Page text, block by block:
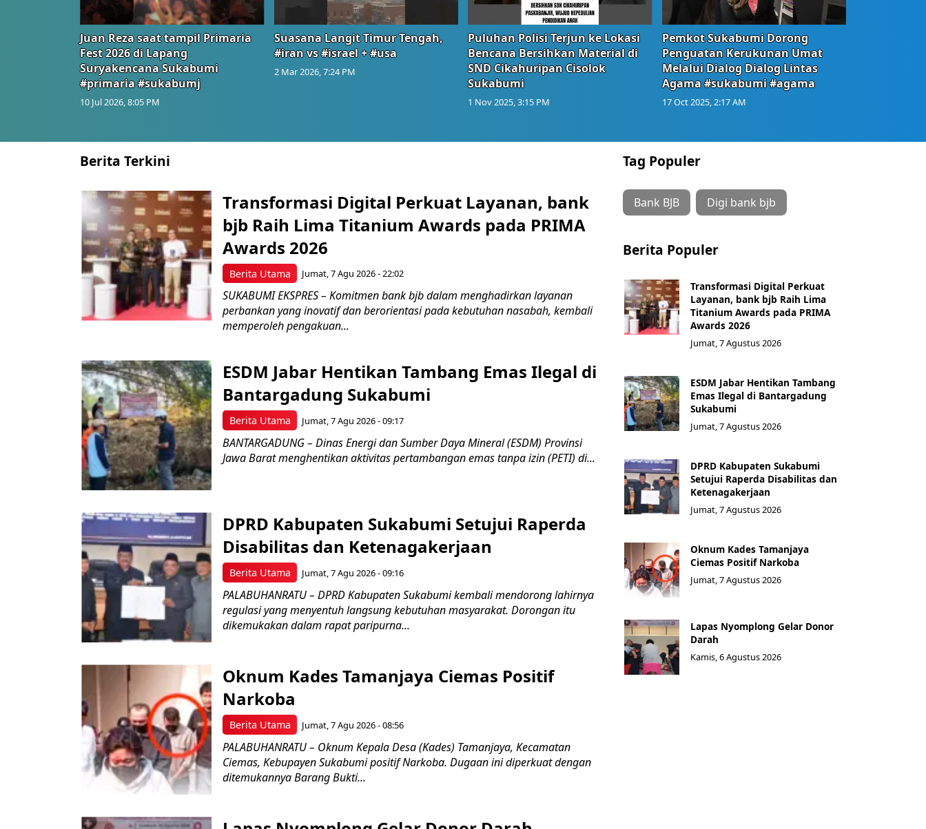
Juan Reza saat tampil Primaria
Fest 2026 di Lapang
Suryakencana Sukabumi
#primaria #sukabumj
10 Jul 2026, 8:05 PM
Suasana Langit Timur Tengah,
#iran vs #israel + #usa
2 Mar 2026, 7:24 PM
Puluhan Polisi Terjun ke Lokasi
Bencana Bersihkan Material di
SND Cikahuripan Cisolok
Sukabumi
1 Nov 2025, 3:15 PM
Pemkot Sukabumi Dorong
Penguatan Kerukunan Umat
Melalui Dialog Dialog Lintas
Agama #sukabumi #agama
17 Oct 2025, 2:17 AM
Berita Terkini
Berita Utama
Transformasi Digital Perkuat Layanan, bank
bjb Raih Lima Titanium Awards pada PRIMA
Awards 2026
Jumat, 7 Agu 2026 - 22:02
SUKABUMI EKSPRES – Komitmen bank bjb dalam menghadirkan layanan
perbankan yang inovatif dan berorientasi pada kebutuhan nasabah, kembali
memperoleh pengakuan...
Berita Utama
ESDM Jabar Hentikan Tambang Emas Ilegal di
Bantargadung Sukabumi
Jumat, 7 Agu 2026 - 09:17
BANTARGADUNG – Dinas Energi dan Sumber Daya Mineral (ESDM) Provinsi
Jawa Barat menghentikan aktivitas pertambangan emas tanpa izin (PETI) di...
Berita Utama
DPRD Kabupaten Sukabumi Setujui Raperda
Disabilitas dan Ketenagakerjaan
Jumat, 7 Agu 2026 - 09:16
PALABUHANRATU – DPRD Kabupaten Sukabumi kembali mendorong lahirnya
regulasi yang menyentuh langsung kebutuhan masyarakat. Dorongan itu
dikemukakan dalam rapat paripurna...
Berita Utama
Oknum Kades Tamanjaya Ciemas Positif
Narkoba
Jumat, 7 Agu 2026 - 08:56
PALABUHANRATU – Oknum Kepala Desa (Kades) Tamanjaya, Kecamatan
Ciemas, Kebupayen Sukabumi positif Narkoba. Dugaan ini diperkuat dengan
ditemukannya Barang Bukti...
Tag Populer
Bank BJB Digi bank bjb
Berita Populer
Transformasi Digital Perkuat
Layanan, bank bjb Raih Lima
Titanium Awards pada PRIMA
Awards 2026
Jumat, 7 Agustus 2026
ESDM Jabar Hentikan Tambang
Emas Ilegal di Bantargadung
Sukabumi
Jumat, 7 Agustus 2026
DPRD Kabupaten Sukabumi
Setujui Raperda Disabilitas dan
Ketenagakerjaan
Jumat, 7 Agustus 2026
Oknum Kades Tamanjaya
Ciemas Positif Narkoba
Jumat, 7 Agustus 2026
Lapas Nyomplong Gelar Donor
Darah
Kamis, 6 Agustus 2026